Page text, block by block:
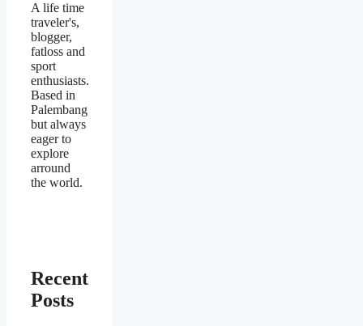
A life time
traveler's,
blogger,
fatloss and
sport
enthusiasts.
Based in
Palembang
but always
eager to
explore
arround
the world.
Recent
Posts